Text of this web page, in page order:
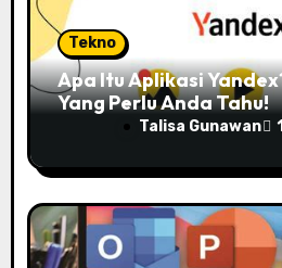
Tekno
Apa Itu Aplikasi
Yang Perlu Anda Tahu!
Talisa Gunawan